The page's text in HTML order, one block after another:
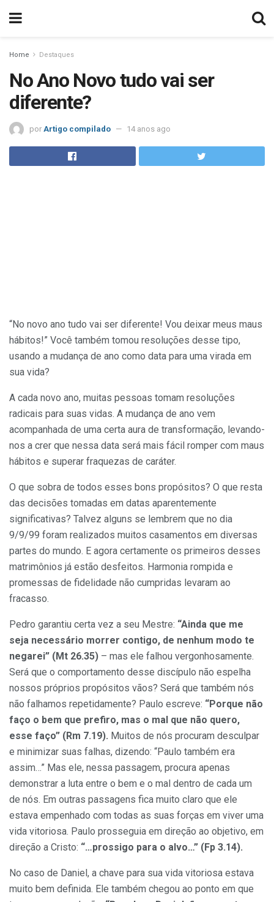
Home Destaques
No Ano Novo tudo vai ser
diferente?
por Artigo compilado 14 anos ago
“No novo ano tudo vai ser diferente! Vou deixar meus maus
hábitos!” Você também tomou resoluções desse tipo,
usando a mudança de ano como data para uma virada em
sua vida?
A cada novo ano, muitas pessoas tomam resoluções
radicais para suas vidas. A mudança de ano vem
acompanhada de uma certa aura de transformação, levando-
nos a crer que nessa data será mais fácil romper com maus
hábitos e superar fraquezas de caráter.
O que sobra de todos esses bons propósitos? O que resta
das decisões tomadas em datas aparentemente
significativas? Talvez alguns se lembrem que no dia
9/9/99 foram realizados muitos casamentos em diversas
partes do mundo. E agora certamente os primeiros desses
matrimônios já estão desfeitos. Harmonia rompida e
promessas de fidelidade não cumpridas levaram ao
fracasso.
Pedro garantiu certa vez a seu Mestre: “Ainda que me
seja necessário morrer contigo, de nenhum modo te
negarei” (Mt 26.35) – mas ele falhou vergonhosamente.
Será que o comportamento desse discípulo não espelha
nossos próprios propósitos vãos? Será que também nós
não falhamos repetidamente? Paulo escreve: “Porque não
faço o bem que prefiro, mas o mal que não quero,
esse faço” (Rm 7.19). Muitos de nós procuram desculpar
e minimizar suas falhas, dizendo: “Paulo também era
assim…” Mas ele, nessa passagem, procura apenas
demonstrar a luta entre o bem e o mal dentro de cada um
de nós. Em outras passagens fica muito claro que ele
estava empenhado com todas as suas forças em viver uma
vida vitoriosa. Paulo prosseguia em direção ao objetivo, em
direção a Cristo: “…prossigo para o alvo…” (Fp 3.14).
No caso de Daniel, a chave para sua vida vitoriosa estava
muito bem definida. Ele também chegou ao ponto em que